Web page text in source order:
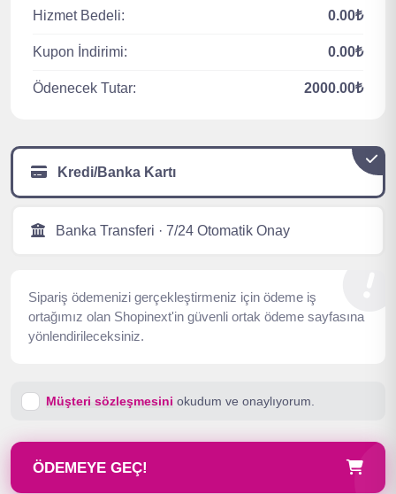
Hizmet Bedeli: 0.00₺
Kupon İndirimi: 0.00₺
Ödenecek Tutar: 2000.00₺
Kredi/Banka Kartı
Banka Transferi · 7/24 Otomatik Onay
Sipariş ödemenizi gerçekleştirmeniz için ödeme iş
ortağımız olan Shopinext'in güvenli ortak ödeme sayfasına
yönlendirileceksiniz.
Müşteri sözleşmesini okudum ve onaylıyorum.
ÖDEMEYE GEÇ!